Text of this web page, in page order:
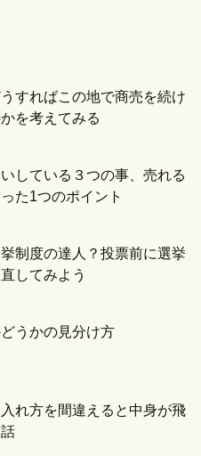
すればこの地で商売を続け
を考えてみる
している３つの事、売れる
た1つのポイント
制度の達人？投票前に選挙
してみよう
うかの見分け方
れ方を間違えると中身が飛